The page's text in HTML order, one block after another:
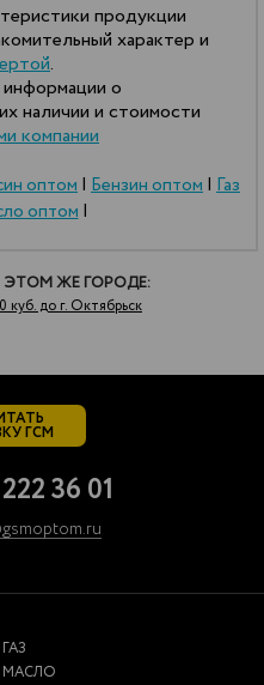
продукции
характер и
.
о
наличии и стоимости
компании
оптом| Бензин оптом| Газ
оптом|
ЭТОМ ЖЕ ГОРОДЕ:
куб. до г. Октябрьск
ГСМ
36 01
ГАЗ
МАСЛО